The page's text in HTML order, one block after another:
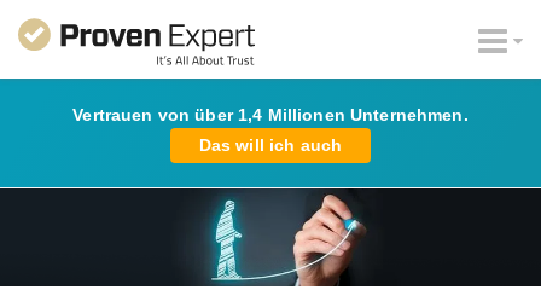
Vertrauen von über 1,4 Millionen Unternehmen.
Das will ich auch